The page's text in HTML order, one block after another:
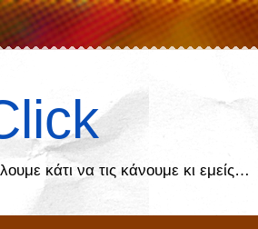
κάτι να τις κάνουμε κι εμείς…